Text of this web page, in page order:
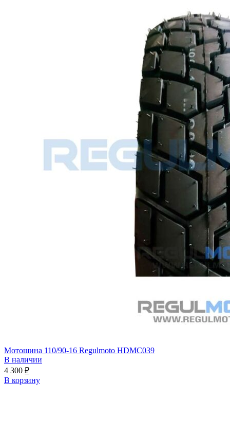
Мотошина 110/90-16 Regulmoto HDMC039
В наличии
4 300 ₽
В корзину